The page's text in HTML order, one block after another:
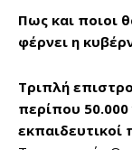
Πως και ποιοι
φέρνει η
Τριπλή
περίπου 50.000